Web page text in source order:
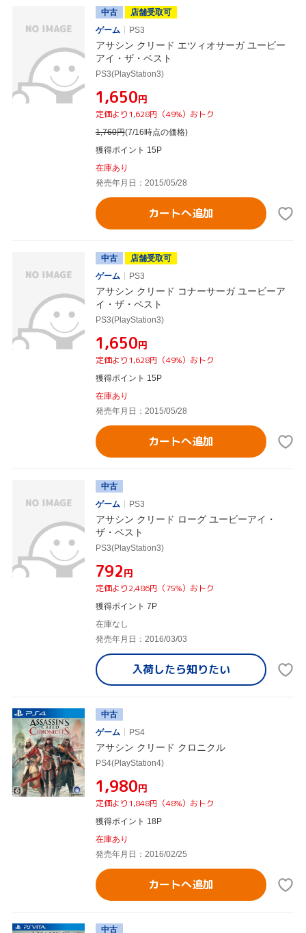
中古
店舗受取可
ゲーム
PS3
アサシン クリード エツィオサーガ ユービー
アイ・ザ・ベスト
PS3(PlayStation3)
¥1,650円
定価より1,628円（49%）おトク
1,760円(7/16時点の価格)
獲得ポイント 15P
在庫あり
発売年月日：2015/05/28
カートへ追加
中古
店舗受取可
ゲーム
PS3
アサシン クリード コナーサーガ ユービーア
イ・ザ・ベスト
PS3(PlayStation3)
¥1,650円
定価より1,628円（49%）おトク
獲得ポイント 15P
在庫あり
発売年月日：2015/05/28
カートへ追加
中古
ゲーム
PS3
アサシン クリード ローグ ユービーアイ・
ザ・ベスト
PS3(PlayStation3)
¥792円
定価より2,486円（75%）おトク
獲得ポイント 7P
在庫なし
発売年月日：2016/03/03
入荷したら知りたい
中古
ゲーム
PS4
アサシン クリード クロニクル
PS4(PlayStation4)
¥1,980円
定価より1,848円（48%）おトク
獲得ポイント 18P
在庫あり
発売年月日：2016/02/25
カートへ追加
中古